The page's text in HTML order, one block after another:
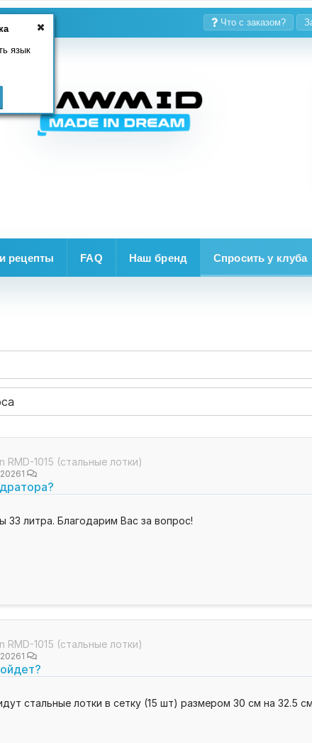
язык
Что с заказом?
рецепты FAQ Наш бренд Спросить у клуба
RMD-1015 (стальные лотки)
1
литра. Благодарим Вас за вопрос!
RMD-1015 (стальные лотки)
1
стальные лотки в сетку (15 шт) размером 30 см на 32.5